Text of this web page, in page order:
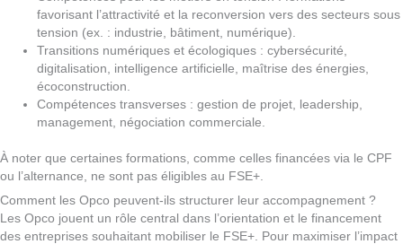
favorisant l’attractivité et la reconversion vers des secteurs sous
tension (ex. : industrie, bâtiment, numérique).
Transitions numériques et écologiques : cybersécurité,
digitalisation, intelligence artificielle, maîtrise des énergies,
écoconstruction.
Compétences transverses : gestion de projet, leadership,
management, négociation commerciale.
À noter que certaines formations, comme celles financées via le CPF
ou l’alternance, ne sont pas éligibles au FSE+.
Comment les Opco peuvent-ils structurer leur accompagnement ?
Les Opco jouent un rôle central dans l’orientation et le financement
des entreprises souhaitant mobiliser le FSE+. Pour maximiser l’impact